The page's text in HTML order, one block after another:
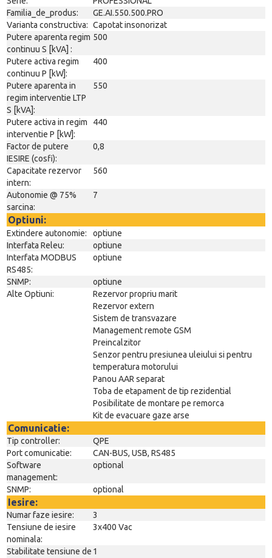
Familia_de_produs:
GE.AI.550.500.PRO
Varianta constructiva: Capotat insonorizat
Putere aparenta regim
continuu S [kVA] :
500
Putere activa regim
continuu P [kW]:
400
Putere aparenta in
regim interventie LTP
S [kVA]:
550
Putere activa in regim
interventie P [kW]:
440
Factor de putere
IESIRE (cosfi):
0,8
Capacitate rezervor
intern:
560
Autonomie @ 75%
sarcina:
7
Optiuni:
Extindere autonomie:
optiune
Interfata Releu:
optiune
Interfata MODBUS
RS485:
optiune
SNMP:
optiune
Alte Optiuni:
Rezervor propriu marit
Rezervor extern
Sistem de transvazare
Management remote GSM
Preincalzitor
Senzor pentru presiunea uleiului si pentru
temperatura motorului
Panou AAR separat
Toba de etapament de tip rezidential
Posibilitate de montare pe remorca
Kit de evacuare gaze arse
Comunicatie:
Tip controller:
QPE
Port comunicatie:
CAN-BUS, USB, RS485
Software
management:
optional
SNMP: optional
Iesire:
Numar faze iesire:
3
Tensiune de iesire
nominala:
3x400 Vac
Stabilitate tensiune de 1